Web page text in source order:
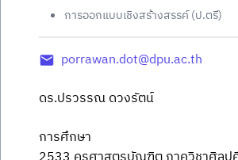
การออกแบบเชิงสร้างสรรค์ (ป.ตรี)
porrawan.dot@dpu.ac.th
ดร.ปรวรรณ ดวงรัตน์
การศึกษา